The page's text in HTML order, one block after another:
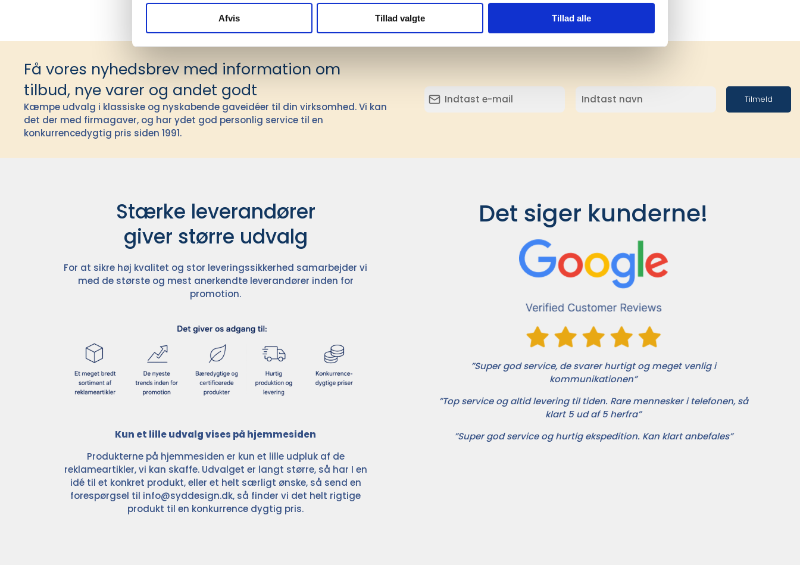
Afvis Tillad valgte Tillad alle
Få vores nyhedsbrev med information om
tilbud, nye varer og andet godt
Kæmpe udvalg i klassiske og nyskabende gaveidéer til din virksomhed. Vi kan
det der med firmagaver, og har ydet god personlig service til en
konkurrencedygtig pris siden 1991.
Tilmeld
Stærke leverandører
giver større udvalg
For at sikre høj kvalitet og stor leveringssikkerhed samarbejder vi
med de største og mest anerkendte leverandører inden for
promotion.
Kun et lille udvalg vises på hjemmesiden
Produkterne på hjemmesiden er kun et lille udpluk af de
reklameartikler, vi kan skaffe. Udvalget er langt større, så har I en
idé til et konkret produkt, eller et helt særligt ønske, så send en
forespørgsel til info@syddesign.dk, så finder vi det helt rigtige
produkt til en konkurrence dygtig pris.
Det siger kunderne!
”Super god service, de svarer hurtigt og meget venlig i
kommunikationen”
”Top service og altid levering til tiden. Rare mennesker i telefonen, så
klart 5 ud af 5 herfra”
”Super god service og hurtig ekspedition. Kan klart anbefales”